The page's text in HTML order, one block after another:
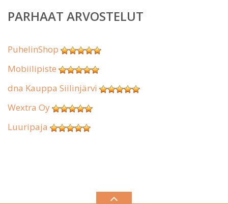
PARHAAT ARVOSTELUT
PuhelinShop
Mobiilipiste
dna Kauppa Siilinjärvi
Wextra Oy
Luuripaja